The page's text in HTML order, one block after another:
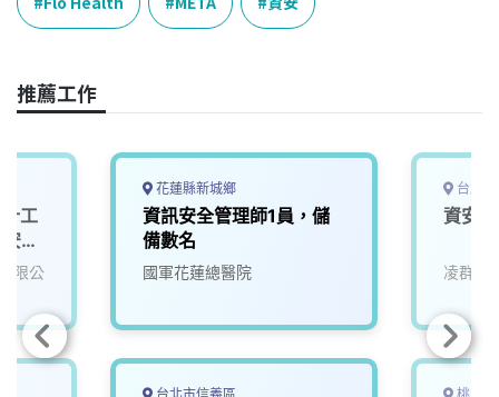
b
o
k
a
e
n
k
推薦工作
工
全
限公
花蓮縣新城鄉
資訊安全管理師1員，儲
備數名
國軍花蓮總醫院
台北
資安
凌群電